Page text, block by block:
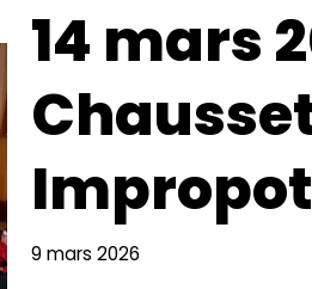
14 mars
9 mars 2026